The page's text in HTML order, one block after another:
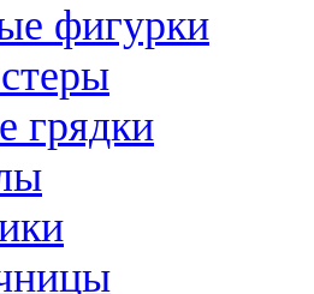
фигурки
грядки